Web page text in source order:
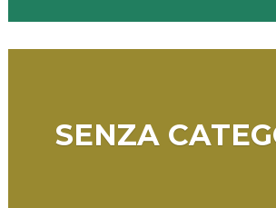
SENZA